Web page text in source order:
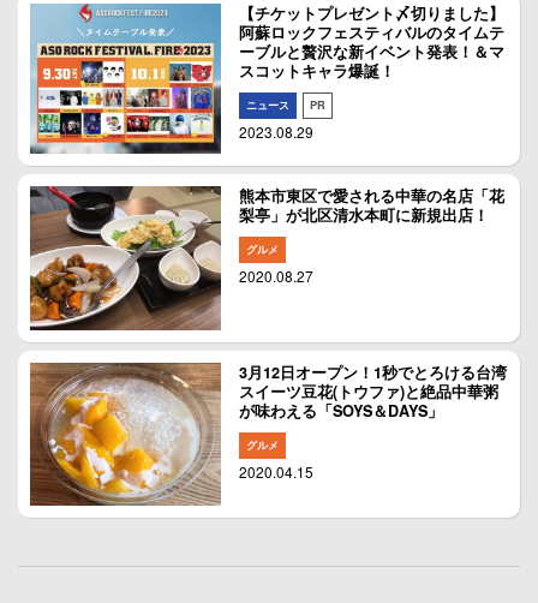
【チケットプレゼント〆切りました】
阿蘇ロックフェスティバルのタイムテ
ーブルと贅沢な新イベント発表！＆マ
スコットキャラ爆誕！
ニュース PR
2023.08.29
熊本市東区で愛される中華の名店「花
梨亭」が北区清水本町に新規出店！
グルメ
2020.08.27
3月12日オープン！1秒でとろける台湾
スイーツ豆花(トウファ)と絶品中華粥
が味わえる「SOYS＆DAYS」
グルメ
2020.04.15